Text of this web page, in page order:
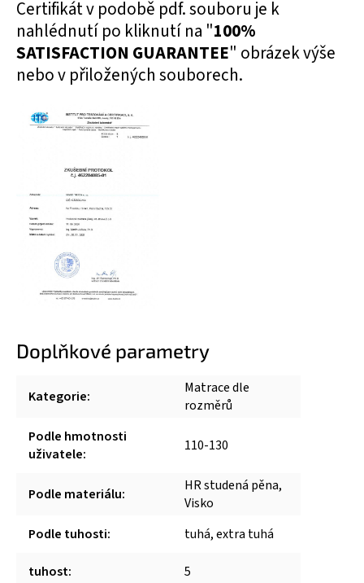
Certifikát v podobě pdf. souboru je k
nahlédnutí po kliknutí na "100%
SATISFACTION GUARANTEE" obrázek výše
nebo v přiložených souborech.
Doplňkové parametry
Kategorie:
Matrace dle
rozměrů
Podle hmotnosti
uživatele: 110-130
Podle materiálu:
HR studená pěna,
Visko
Podle tuhosti: tuhá, extra tuhá
tuhost: 5